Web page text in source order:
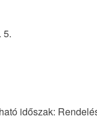
5.
időszak: